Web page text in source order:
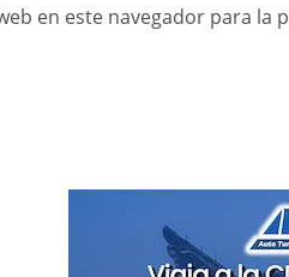
en este navegador para la